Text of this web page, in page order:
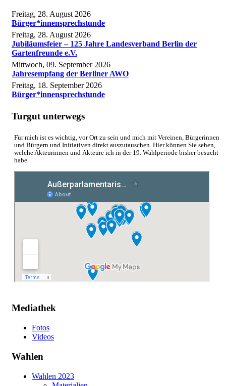
Freitag, 28. August 2026
Bürger*innensprechstunde
Freitag, 28. August 2026
Jubiläumsfeier – 125 Jahre Landesverband Berlin der
Gartenfreunde e.V.
Mittwoch, 09. September 2026
Jahresempfang der Berliner AWO
Freitag, 18. September 2026
Bürger*innensprechstunde
Turgut unterwegs
Für mich ist es wichtig, vor Ort zu sein und mich mit Vereinen, Bürgerinnen
und Bürgern und Initiativen direkt auszutauschen. Hier können Sie sehen,
welche Akteurinnen und Akteure ich in der 19. Wahlperiode bisher besucht
habe.
Mediathek
Fotos
Videos
Wahlen
Wahlen 2023